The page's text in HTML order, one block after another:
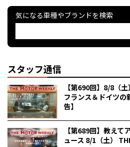
気になる車種やブランドを検索
スタッフ通信
【第690回】8/8（
フランス＆ドイツの
告】
【第689回】教えて
ュース 8/1（土）